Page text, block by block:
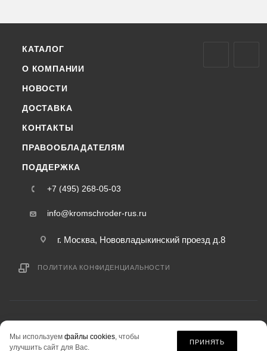
КАТАЛОГ
О КОМПАНИИ
НОВОСТИ
ДОСТАВКА
КОНТАКТЫ
ПРАВООБЛАДАТЕЛЯМ
ПОДДЕРЖКА
+7 (495) 268-05-03
info@kromschroder-rus.ru
г. Москва, Нововладыкинский проезд д.8
ПОЛИТИКА КОНФИДЕНЦИАЛЬНОСТИ
информация на сайте «kromschroder-rus.ru» не является публичной офертой.
Мы используем файлы cookies, чтобы
улучшить сайт для Вас.
ПРИНЯТЬ